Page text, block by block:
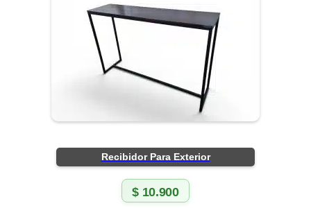
Recibidor Para Exterior
$10.900